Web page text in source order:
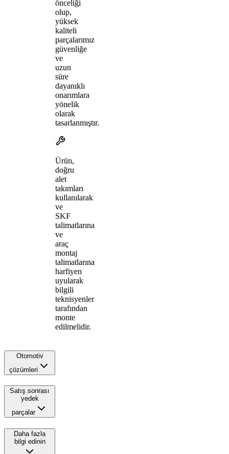
önceliği
olup,
yüksek
kaliteli
parçalarımız
güvenliğe
ve
uzun
süre
dayanıklı
onarımlara
yönelik
olarak
tasarlanmıştır.
Ürün,
doğru
alet
takımları
kullanılarak
ve
SKF
talimatlarına
ve
araç
montaj
talimatlarına
harfiyen
uyularak
bilgili
teknisyenler
tarafından
monte
edilmelidir.
Otomotiv
çözümleri
Satış sonrası
yedek
parçalar
Daha fazla
bilgi edinin